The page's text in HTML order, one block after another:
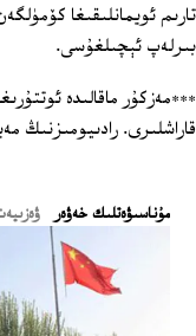
تارىم ئويمانلىقىغا
بىرلەپ ئېچىلغۇسى.
***مەزكۇر ماقالىدە
قاراشلىرى. رادىيومىزنىڭ
ﻣﯘﻧﺎﺳﯩﯟﻩﺗﻠﯩﻚ ﺧﻪﯞﻩﺭ